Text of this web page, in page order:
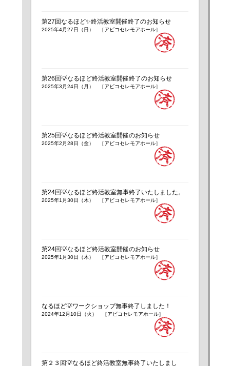
第27回なるほど✨終活教室開催終了のお知らせ
2025年4月27日（日） ［アビコセレモアホール］
第26回💡なるほど終活教室開催終了のお知らせ
2025年3月24日（月） ［アビコセレモアホール］
第25回💡なるほど終活教室開催のお知らせ
2025年2月28日（金） ［アビコセレモアホール］
第24回💡なるほど終活教室無事終了いたしました。
2025年1月30日（木） ［アビコセレモアホール］
第24回💡なるほど終活教室開催のお知らせ
2025年1月30日（木） ［アビコセレモアホール］
なるほど💡ワークショップ無事終了しました！
2024年12月10日（火） ［アビコセレモアホール］
第２３回💡なるほど終活教室無事終了いたしまし